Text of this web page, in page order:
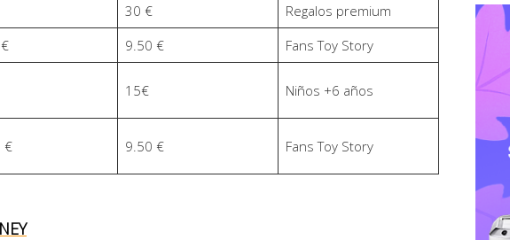
30 €
Regalos premium
9.50 € Fans Toy Story
15€ Niños +6 años
€ 9.50 € Fans Toy Story